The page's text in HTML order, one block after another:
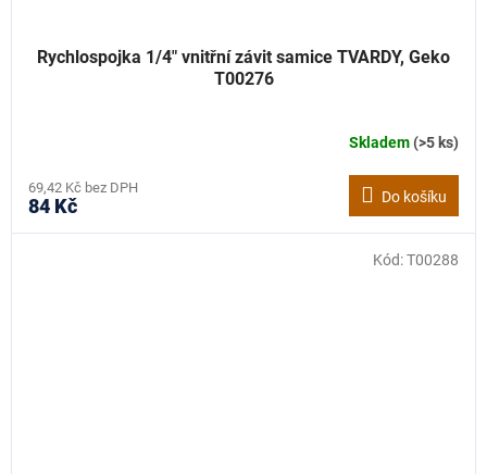
Rychlospojka 1/4" vnitřní závit samice TVARDY, Geko
T00276
Skladem(>5 ks)
69,42 Kč bez DPH
84 Kč Do košíku
Kód:T00288